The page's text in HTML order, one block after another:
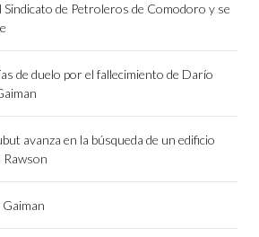
de Petroleros de Comodoro y se
de duelo por el fallecimiento de Darío
avanza en la búsqueda de un edificio
Rawson